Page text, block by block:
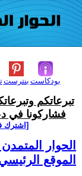
بنترست بودكاست
تبرعاتكم
فشاركونا في
[اشترك
الحوار
الموقع